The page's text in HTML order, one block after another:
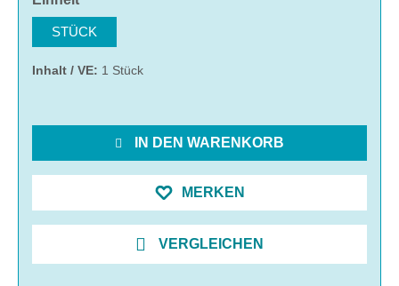
STÜCK
Inhalt / VE: 1 Stück
IN DEN WARENKORB
MERKEN
VERGLEICHEN